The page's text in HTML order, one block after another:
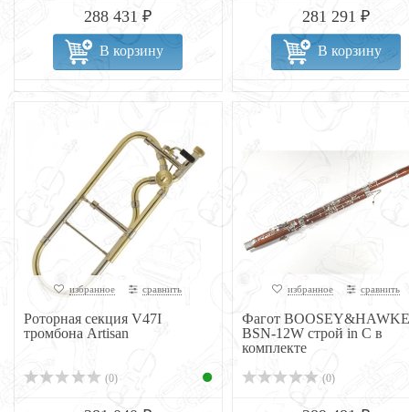
288 431 ₽
В корзину
281 291 ₽
В корзину
избранное сравнить
Роторная секция V47I
тромбона Artisan
(0)
избранное сравнить
Фагот
BSN-12W строй in C в
комплекте
(0)